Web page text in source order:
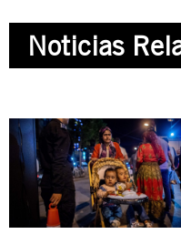
Noticias